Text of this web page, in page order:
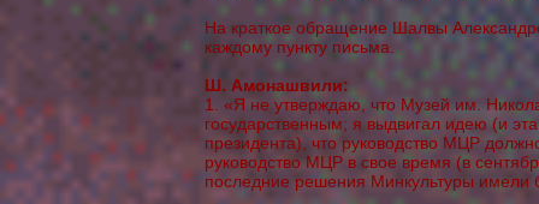
На краткое обращение Шалвы
каждому пункту письма.
Ш. Амонашвили:
1. «Я не утверждаю, что Музей им.
государственным; я выдвигал идею (и
президента), что руководство МЦР
руководство МЦР в свое время (в
последние решения Минкультуры имели